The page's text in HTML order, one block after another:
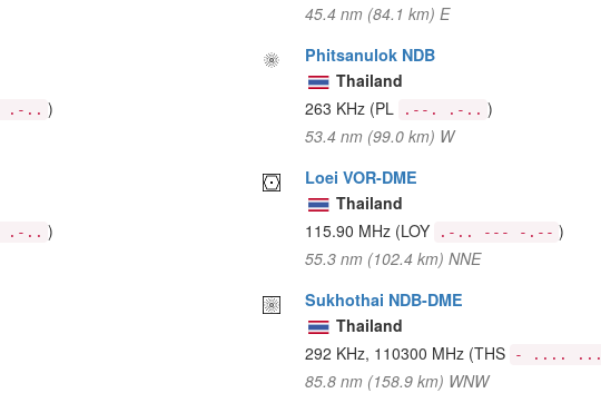
45.4 nm (84.1 km) E
.-.. )
Phitsanulok NDB
Thailand
263 KHz (PL .--. .-.. )
53.4 nm (99.0 km) W
.-.. )
Loei VOR-DME
Thailand
115.90 MHz (LOY .-.. --- -.-- )
55.3 nm (102.4 km) NNE
Sukhothai NDB-DME
Thailand
292 KHz, 110300 MHz (THS - .... ...
85.8 nm (158.9 km) WNW